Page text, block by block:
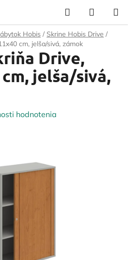
Hľadať
KOŠÍK
Hobis / Skrine Hobis Drive /
cm, jelša/sivá, zámok
Drive,
jelša/sivá,
hodnotenia